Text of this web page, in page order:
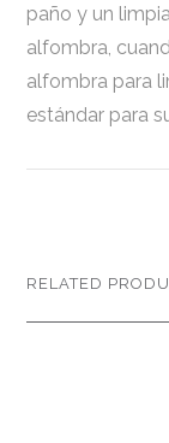
paño y un
alfombra,
alfombra para
estándar para
RELATED